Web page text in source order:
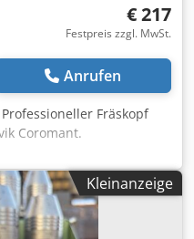
€ 217
Festpreis zzgl. MwSt.
Anrufen
Professioneller Fräskopf
Coromant.
ideal für Schrupp- und
und Gusseisen.
346.220242R25.
– aktuell
Hohe Präzision,
Kleinanzeige